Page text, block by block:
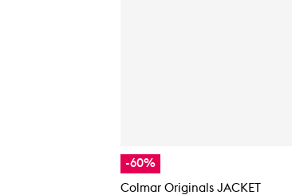
-60%
Colmar Originals JACKET